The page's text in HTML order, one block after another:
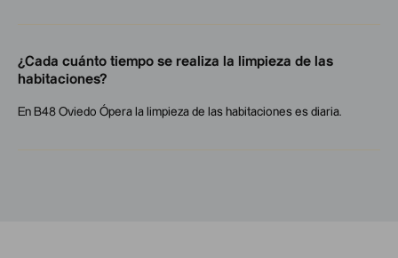
¿Cada cuánto tiempo se realiza la limpieza de las
habitaciones?
En B48 Oviedo Ópera la limpieza de las habitaciones es diaria.